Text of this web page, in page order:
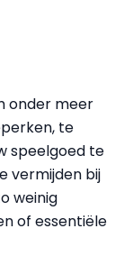
onder meer
te
speelgoed te
vermijden bij
weinig
of essentiële